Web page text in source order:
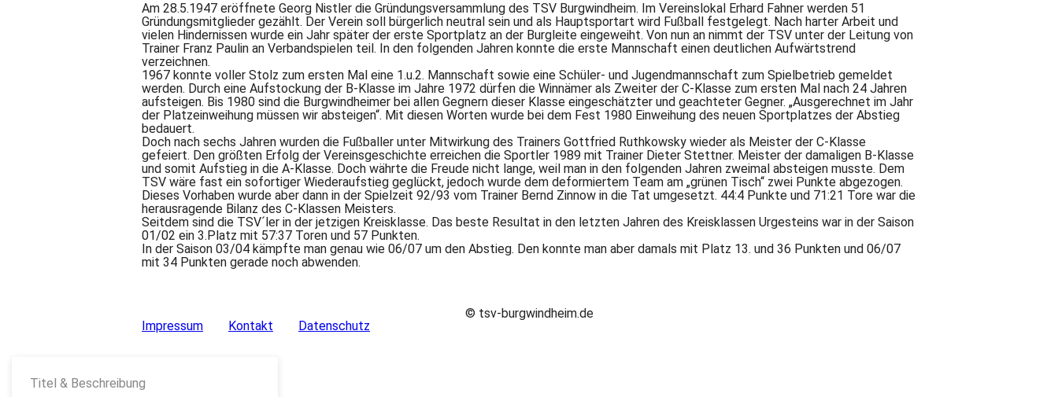
Am 28.5.1947 eröffnete Georg Nistler die Gründungsversammlung des TSV Burgwindheim. Im Vereinslokal Erhard Fahner werden 51
Gründungsmitglieder gezählt. Der Verein soll bürgerlich neutral sein und als Hauptsportart wird Fußball festgelegt. Nach harter Arbeit und
vielen Hindernissen wurde ein Jahr später der erste Sportplatz an der Burgleite eingeweiht. Von nun an nimmt der TSV unter der Leitung von
Trainer Franz Paulin an Verbandspielen teil. In den folgenden Jahren konnte die erste Mannschaft einen deutlichen Aufwärtstrend
verzeichnen.
1967 konnte voller Stolz zum ersten Mal eine 1.u.2. Mannschaft sowie eine Schüler- und Jugendmannschaft zum Spielbetrieb gemeldet
werden. Durch eine Aufstockung der B-Klasse im Jahre 1972 dürfen die Winnämer als Zweiter der C-Klasse zum ersten Mal nach 24 Jahren
aufsteigen. Bis 1980 sind die Burgwindheimer bei allen Gegnern dieser Klasse eingeschätzter und geachteter Gegner. „Ausgerechnet im Jahr
der Platzeinweihung müssen wir absteigen“. Mit diesen Worten wurde bei dem Fest 1980 Einweihung des neuen Sportplatzes der Abstieg
bedauert.
Doch nach sechs Jahren wurden die Fußballer unter Mitwirkung des Trainers Gottfried Ruthkowsky wieder als Meister der C-Klasse
gefeiert. Den größten Erfolg der Vereinsgeschichte erreichen die Sportler 1989 mit Trainer Dieter Stettner. Meister der damaligen B-Klasse
und somit Aufstieg in die A-Klasse. Doch währte die Freude nicht lange, weil man in den folgenden Jahren zweimal absteigen musste. Dem
TSV wäre fast ein sofortiger Wiederaufstieg geglückt, jedoch wurde dem deformiertem Team am „grünen Tisch“ zwei Punkte abgezogen.
Dieses Vorhaben wurde aber dann in der Spielzeit 92/93 vom Trainer Bernd Zinnow in die Tat umgesetzt. 44:4 Punkte und 71:21 Tore war die
herausragende Bilanz des C-Klassen Meisters.
Seitdem sind die TSV´ler in der jetzigen Kreisklasse. Das beste Resultat in den letzten Jahren des Kreisklassen Urgesteins war in der Saison
01/02 ein 3.Platz mit 57:37 Toren und 57 Punkten.
In der Saison 03/04 kämpfte man genau wie 06/07 um den Abstieg. Den konnte man aber damals mit Platz 13. und 36 Punkten und 06/07
mit 34 Punkten gerade noch abwenden.
© tsv-burgwindheim.de
Impressum
Kontakt Datenschutz
Titel & Beschreibung